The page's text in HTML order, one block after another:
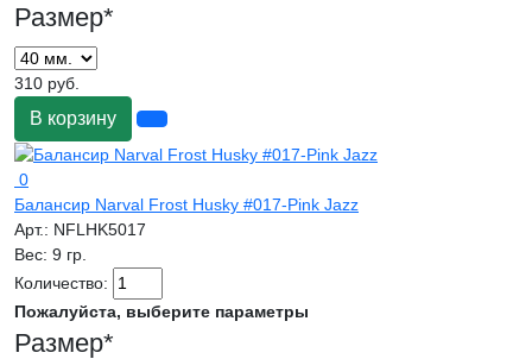
Размер*
310 руб.
В корзину
0
Балансир Narval Frost Husky #017-Pink Jazz
Арт.: NFLHK5017
Вес: 9 гр.
Количество:
Пожалуйста, выберите параметры
Размер*